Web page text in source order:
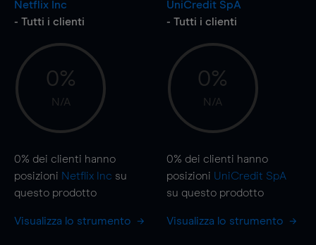
Netflix Inc
- Tutti i clienti
0%
N/A
0% dei clienti hanno
posizioni Netflix Inc su
questo prodotto
Visualizza lo strumento
UniCredit SpA
- Tutti i clienti
0%
N/A
0% dei clienti hanno
posizioni UniCredit SpA
su questo prodotto
Visualizza lo strumento